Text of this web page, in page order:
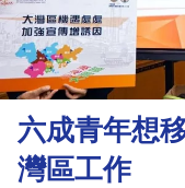
樓
市
理
財
六成青年想
灣區工作